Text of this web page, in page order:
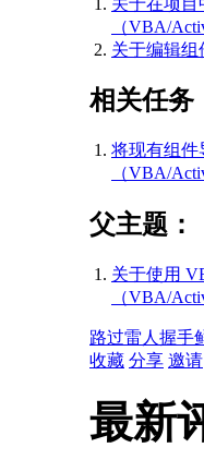
（VBA/
关于编辑
相关任务
将现有组件
（VBA/
父主题：
关于使用
（VBA/
路过雷人 握手
收藏 分享 邀请
最新